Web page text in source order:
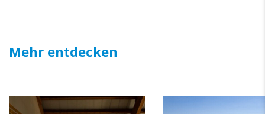
Mehr entdecken